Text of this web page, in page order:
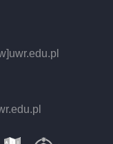
uwr.edu.pl